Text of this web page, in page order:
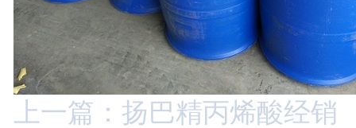
上一篇：扬巴精丙烯酸经销